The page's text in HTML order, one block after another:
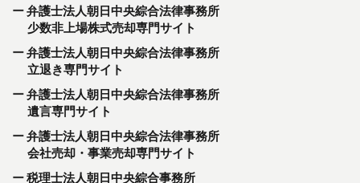
弁護士法人朝日中央綜合法律事務所
少数非上場株式売却専門サイト
弁護士法人朝日中央綜合法律事務所
立退き専門サイト
弁護士法人朝日中央綜合法律事務所
遺言専門サイト
弁護士法人朝日中央綜合法律事務所
会社売却・事業売却専門サイト
税理士法人朝日中央綜合事務所